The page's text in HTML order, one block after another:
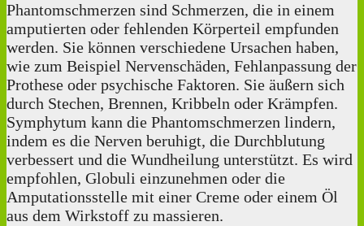
Phantomschmerzen sind Schmerzen, die in einem
amputierten oder fehlenden Körperteil empfunden
werden. Sie können verschiedene Ursachen haben,
wie zum Beispiel Nervenschäden, Fehlanpassung der
Prothese oder psychische Faktoren. Sie äußern sich
durch Stechen, Brennen, Kribbeln oder Krämpfen.
Symphytum kann die Phantomschmerzen lindern,
indem es die Nerven beruhigt, die Durchblutung
verbessert und die Wundheilung unterstützt. Es wird
empfohlen, Globuli einzunehmen oder die
Amputationsstelle mit einer Creme oder einem Öl
aus dem Wirkstoff zu massieren.